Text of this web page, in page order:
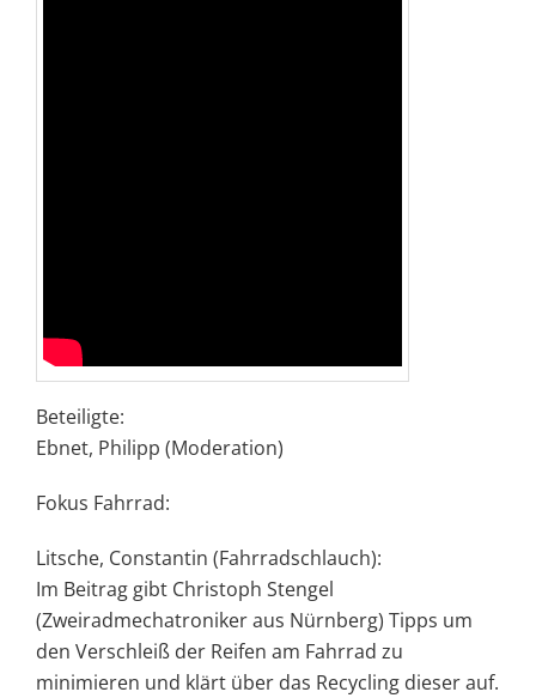
Beteiligte:
Ebnet, Philipp (Moderation)
Fokus Fahrrad:
Litsche, Constantin (Fahrradschlauch):
Im Beitrag gibt Christoph Stengel
(Zweiradmechatroniker aus Nürnberg) Tipps um
den Verschleiß der Reifen am Fahrrad zu
minimieren und klärt über das Recycling dieser auf.